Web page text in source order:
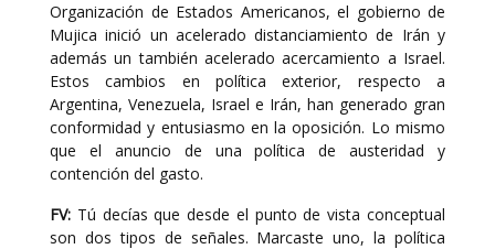
Organización de Estados Americanos, el gobierno de
Mujica inició un acelerado distanciamiento de Irán y
además un también acelerado acercamiento a Israel.
Estos cambios en política exterior, respecto a
Argentina, Venezuela, Israel e Irán, han generado gran
conformidad y entusiasmo en la oposición. Lo mismo
que el anuncio de una política de austeridad y
contención del gasto.
FV: Tú decías que desde el punto de vista conceptual
son dos tipos de señales. Marcaste uno, la política